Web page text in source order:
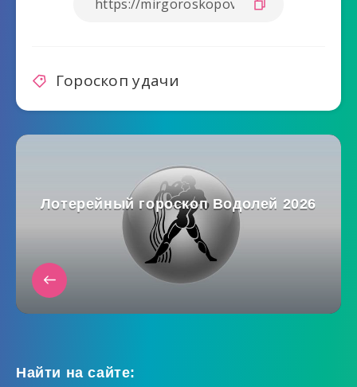
Гороскоп удачи
Лотерейный гороскоп Водолей 2026
Найти на сайте: